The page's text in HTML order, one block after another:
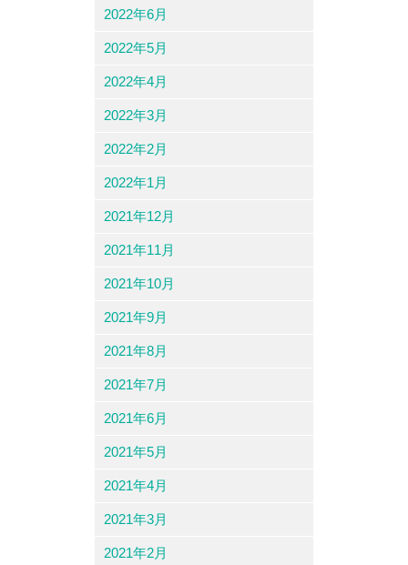
2022年6月
2022年5月
2022年4月
2022年3月
2022年2月
2022年1月
2021年12月
2021年11月
2021年10月
2021年9月
2021年8月
2021年7月
2021年6月
2021年5月
2021年4月
2021年3月
2021年2月